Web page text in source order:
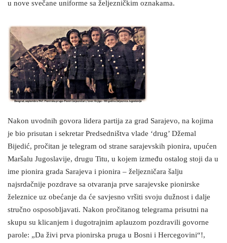
u nove svečane uniforme sa željezničkim oznakama.
Nakon uvodnih govora lidera partija za grad Sarajevo, na kojima
je bio prisutan i sekretar Predsedništva vlade ‘drug’ Džemal
Bijedić, pročitan je telegram od strane sarajevskih pionira, upućen
Maršalu Jugoslavije, drugu Titu, u kojem između ostalog stoji da u
ime pionira grada Sarajeva i pionira – željezničara šalju
najsrdačnije pozdrave sa otvaranja prve sarajevske pionirske
železnice uz obećanje da će savjesno vršiti svoju dužnost i dalje
stručno osposobljavati. Nakon pročitanog telegrama prisutni na
skupu su klicanjem i dugotrajnim aplauzom pozdravili govorne
parole: „Da živi prva pionirska pruga u Bosni i Hercegovini“!,